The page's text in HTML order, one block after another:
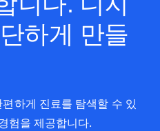
하게 만들
하게 진료를 탐색할 수 있
험을 제공합니다.